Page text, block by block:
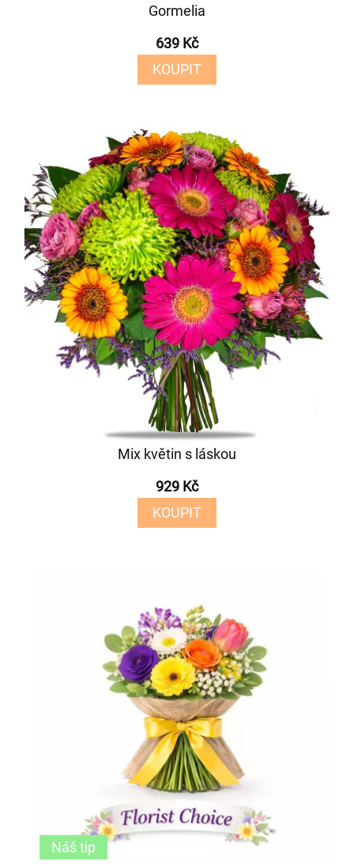
Gormelia
639 Kč
KOUPIT
Mix květin s láskou
929 Kč
KOUPIT
Náš tip